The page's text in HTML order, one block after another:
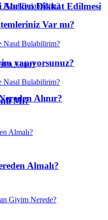
Dikkat Edilmesi
Alınır?
Almalı?
Var mı?
yapıyorsunuz?
Mi?